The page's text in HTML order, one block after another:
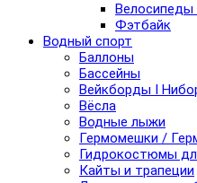
Велосипеды
Фэтбайк
Водный спорт
Баллоны
Бассейны
Вейкборды I
Вёсла
Водные лыжи
Гермомешки /
Гидрокостюмы
Кайты и трапеции